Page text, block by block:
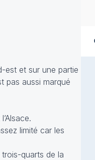
est et sur une partie
pas aussi marqué
limité car les
quarts de la